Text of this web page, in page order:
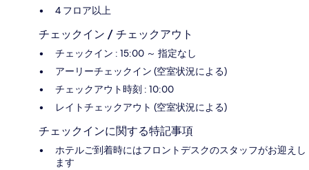
4 フロア以上
チェックイン / チェックアウト
チェックイン : 15:00 ～ 指定なし
アーリーチェックイン (空室状況による)
チェックアウト時刻 : 10:00
レイトチェックアウト (空室状況による)
チェックインに関する特記事項
ホテルご到着時にはフロントデスクのスタッフがお迎えし
ます